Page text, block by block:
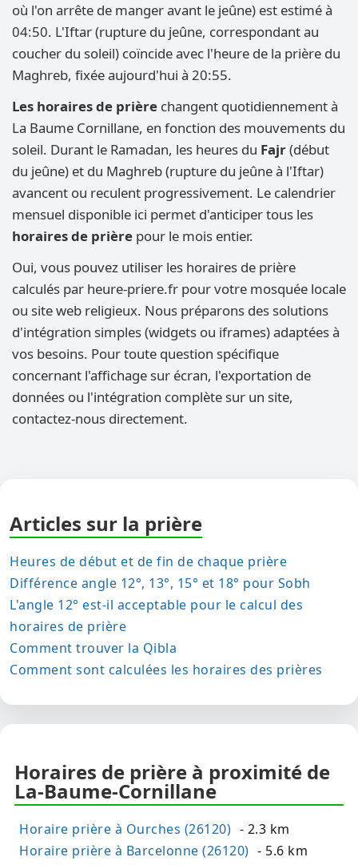
où l'on arrête de manger avant le jeûne) est estimé à
04:50. L'Iftar (rupture du jeûne, correspondant au
coucher du soleil) coïncide avec l'heure de la prière du
Maghreb, fixée aujourd'hui à 20:55.
Les horaires de prière changent quotidiennement à
La Baume Cornillane, en fonction des mouvements du
soleil. Durant le Ramadan, les heures du Fajr(début
du jeûne) et du Maghreb (rupture du jeûne à l'Iftar)
avancent ou reculent progressivement. Le calendrier
mensuel disponible ici permet d'anticiper tous les
horaires de prière pour le mois entier.
Oui, vous pouvez utiliser les horaires de prière
calculés par heure-priere.fr pour votre mosquée locale
ou site web religieux. Nous préparons des solutions
d'intégration simples (widgets ou iframes) adaptées à
vos besoins. Pour toute question spécifique
concernant l'affichage sur écran, l'exportation de
données ou l'intégration complète sur un site,
contactez-nous directement.
Articles sur la prière
Heures de début et de fin de chaque prière
Différence angle 12°, 13°, 15° et 18° pour Sobh
L'angle 12° est-il acceptable pour le calcul des
horaires de prière
Comment trouver la Qibla
Comment sont calculées les horaires des prières
Horaires de prière à proximité de
La-Baume-Cornillane
Horaire prière à Ourches (26120) - 2.3 km
Horaire prière à Barcelonne (26120) - 5.6 km